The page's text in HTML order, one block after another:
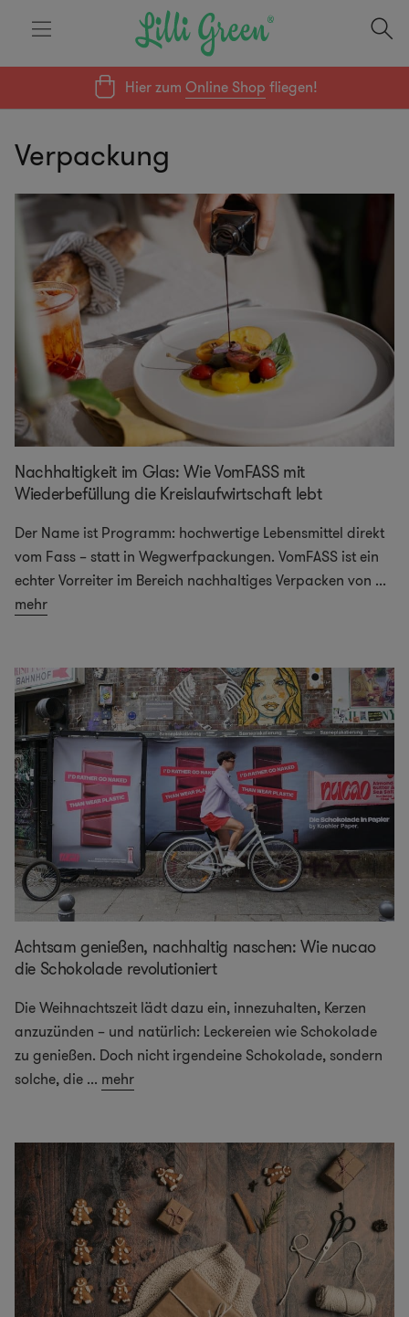
Hier zumOnline Shop fliegen!
Verpackung
Nachhaltigkeit im Glas: Wie VomFASS mit
Wiederbefüllung die Kreislaufwirtschaft lebt
Der Name ist Programm: hochwertige Lebensmittel direkt
vom Fass – statt in Wegwerfpackungen. VomFASS ist ein
echter Vorreiter im Bereich nachhaltiges Verpacken von ...
mehr
Achtsam genießen, nachhaltig naschen: Wie nucao
die Schokolade revolutioniert
Die Weihnachtszeit lädt dazu ein, innezuhalten, Kerzen
anzuzünden – und natürlich: Leckereien wie Schokolade
zu genießen. Doch nicht irgendeine Schokolade, sondern
solche, die ... mehr